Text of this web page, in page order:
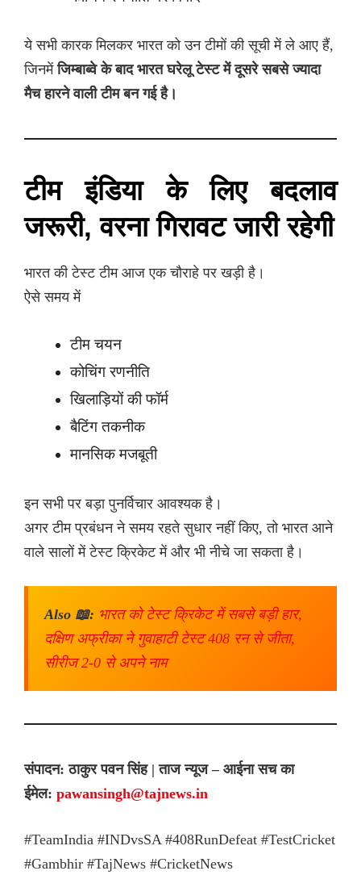
ये सभी कारक मिलकर भारत को उन टीमों की सूची में ले आए हैं,
जिनमेंजिम्बाब्वे के बाद भारत घरेलू टेस्ट में दूसरे सबसे ज्यादा
मैच हारने वाली टीम बन गई है।
टीम इंडिया के लिए बदलाव
जरूरी, वरना गिरावट जारी रहेगी
भारत की टेस्ट टीम आज एक चौराहे पर खड़ी है।
ऐसे समय में
टीम चयन
कोचिंग रणनीति
खिलाड़ियों की फॉर्म
बैटिंग तकनीक
मानसिक मजबूती
इन सभी पर बड़ा पुनर्विचार आवश्यक है।
अगर टीम प्रबंधन ने समय रहते सुधार नहीं किए, तो भारत आने
वाले सालों में टेस्ट क्रिकेट में और भी नीचे जा सकता है।
Also 📖: भारत को टेस्ट क्रिकेट में सबसे बड़ी हार,
दक्षिण अफ्रीका ने गुवाहाटी टेस्ट 408 रन से जीता,
सीरीज 2-0 से अपने नाम
संपादन: ठाकुर पवन सिंह | ताज न्यूज – आईना सच का
ईमेल: pawansingh@tajnews.in
#TeamIndia #INDvsSA #408RunDefeat #TestCricket
#Gambhir #TajNews #CricketNews